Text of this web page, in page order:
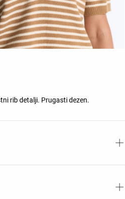
rib detalji. Prugasti dezen.